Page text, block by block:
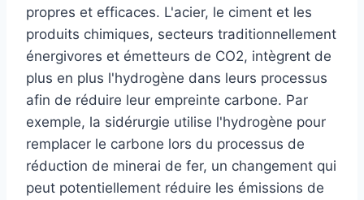
propres et efficaces. L'acier, le ciment et les
produits chimiques, secteurs traditionnellement
énergivores et émetteurs de CO2, intègrent de
plus en plus l'hydrogène dans leurs processus
afin de réduire leur empreinte carbone. Par
exemple, la sidérurgie utilise l'hydrogène pour
remplacer le carbone lors du processus de
réduction de minerai de fer, un changement qui
peut potentiellement réduire les émissions de